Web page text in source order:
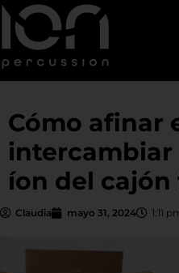
Cómo afinar
intercambiar
íon del
Claudia mayo 31, 2024 1:11